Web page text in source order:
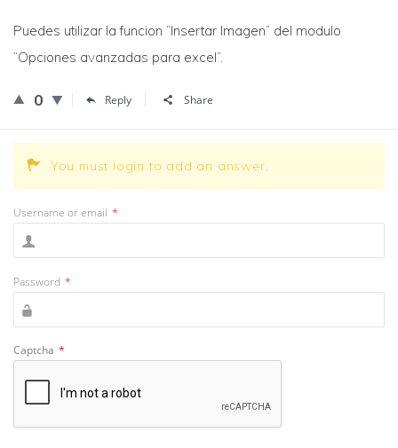
Puedes utilizar la funcion “Insertar Imagen” del modulo
“Opciones avanzadas para excel”.
0 Reply Share
You must login to add an answer.
Username or email *
Password *
Captcha *